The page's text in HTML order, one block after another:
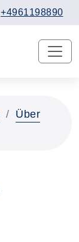
+4961198890
Über